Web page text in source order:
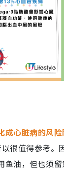
心脏病的风
很值得参考。
油，但也须留